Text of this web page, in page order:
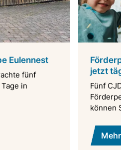
Eulennest
fünf
in
jetzt
Fünf
können